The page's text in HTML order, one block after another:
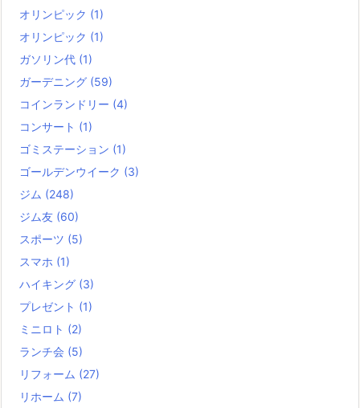
オリンピック (1)
オリンピック (1)
ガソリン代 (1)
ガーデニング (59)
コインランドリー (4)
コンサート (1)
ゴミステーション (1)
ゴールデンウイーク (3)
ジム (248)
ジム友 (60)
スポーツ (5)
スマホ (1)
ハイキング (3)
プレゼント (1)
ミニロト (2)
ランチ会 (5)
リフォーム (27)
リホーム (7)